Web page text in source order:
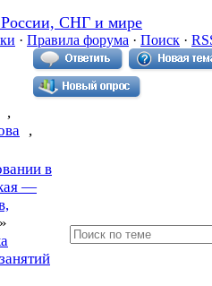
СНГ и мире
· Правила форума · Поиск ·
,
,
в
—
»